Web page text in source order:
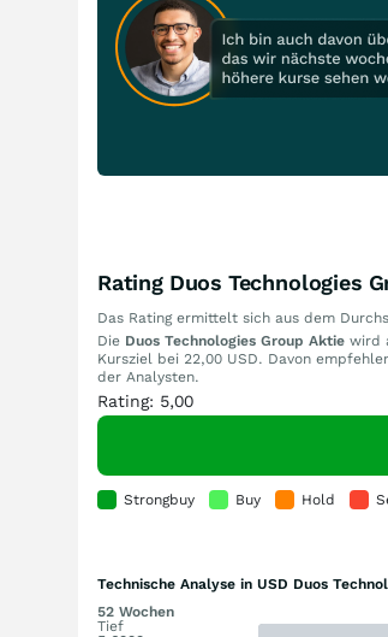
Rating Duos Technologies
Das Rating ermittelt sich aus dem
Die Duos Technologies Group Aktie wird
Kursziel bei 22,00 USD. Davon
der Analysten.
Rating: 5,00
Strongbuy Buy Hold
Technische Analyse in USD Duos
52 Wochen
Tief